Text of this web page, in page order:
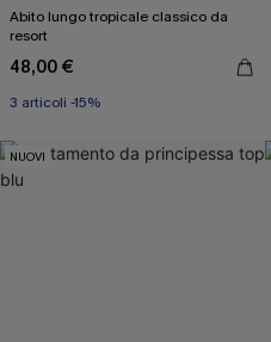
Abito lungo tropicale classico da
resort
48,00 €
3 articoli -15%
NUOVI